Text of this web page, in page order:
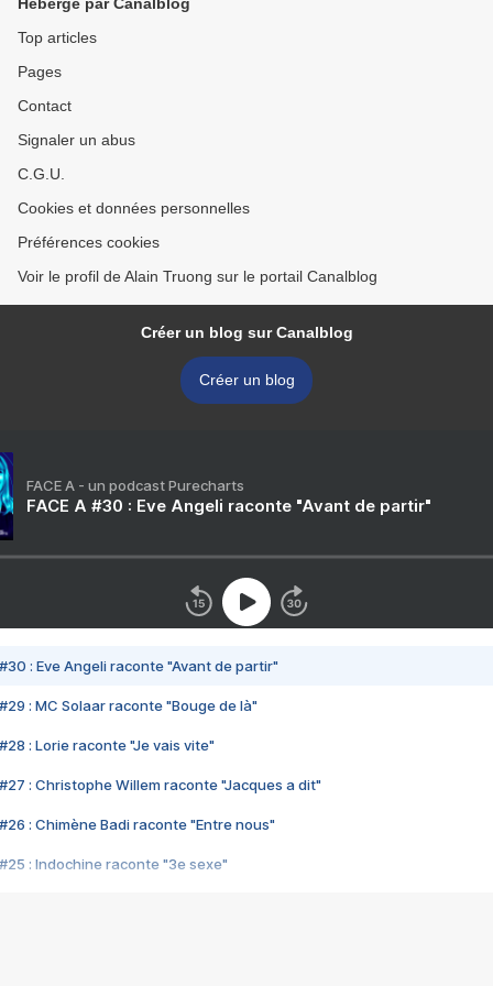
Top articles
Pages
Contact
Signaler un abus
C.G.U.
Cookies et données personnelles
Préférences cookies
Voir le profil de Alain Truong sur le portail Canalblog
Créer un blog sur Canalblog
Créer un blog
FACE A - un podcast Purecharts
FACE A #30 : Eve Angeli raconte "Avant de partir"
#30 : Eve Angeli raconte "Avant de partir"
#29 : MC Solaar raconte "Bouge de là"
#28 : Lorie raconte "Je vais vite"
#27 : Christophe Willem raconte "Jacques a dit"
#26 : Chimène Badi raconte "Entre nous"
#25 : Indochine raconte "3e sexe"